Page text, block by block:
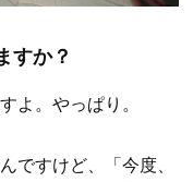
すか？
よ。やっぱり。
ですけど、「今度、